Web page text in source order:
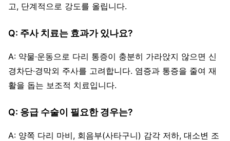
고, 단계적으로 강도를 올립니다.
Q: 주사 치료는 효과가 있나요?
A: 약물·운동으로 다리 통증이 충분히 가라앉지 않으면 신
경차단·경막외 주사를 고려합니다. 염증과 통증을 줄여 재
활을 돕는 보조적 치료입니다.
Q: 응급 수술이 필요한 경우는?
A: 양쪽 다리 마비, 회음부(사타구니) 감각 저하, 대소변 조